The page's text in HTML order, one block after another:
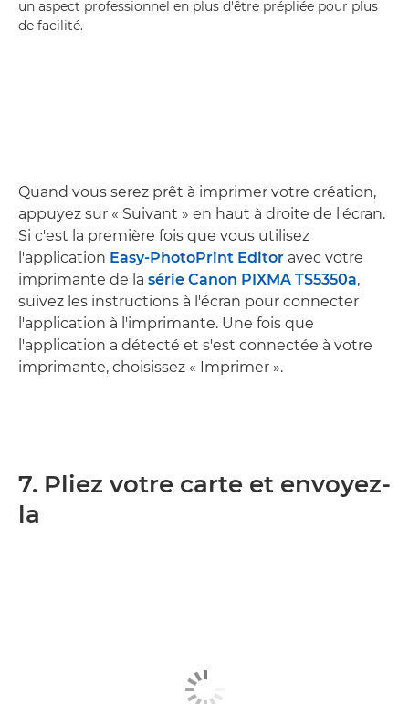
un aspect professionnel en plus d'être prépliée pour plus
de facilité.
Quand vous serez prêt à imprimer votre création,
appuyez sur « Suivant » en haut à droite de l'écran.
Si c'est la première fois que vous utilisez
l'application Easy-PhotoPrint Editor avec votre
imprimante de la série Canon PIXMA TS5350a,
suivez les instructions à l'écran pour connecter
l'application à l'imprimante. Une fois que
l'application a détecté et s'est connectée à votre
imprimante, choisissez « Imprimer ».
7. Pliez votre carte et envoyez-
la